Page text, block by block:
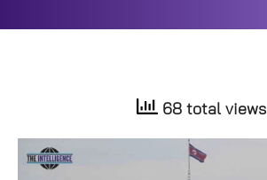
68 total views